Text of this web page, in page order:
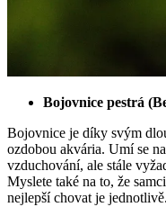
Bojovnice pestrá
Bojovnice je díky svým
ozdobou akvária. Umí se
vzduchování, ale stále
Myslete také na to, že
nejlepší chovat je jednotlivě.